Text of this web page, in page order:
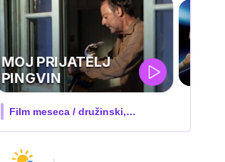
UEFA
SUPERPOKAL
V živo na VOYO: sreda ob 20.30